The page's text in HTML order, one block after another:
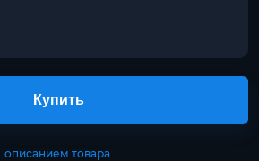
описанием товара
Купить